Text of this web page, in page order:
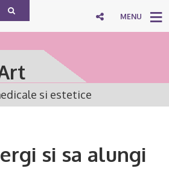
MENU
si estetice
si sa alungi